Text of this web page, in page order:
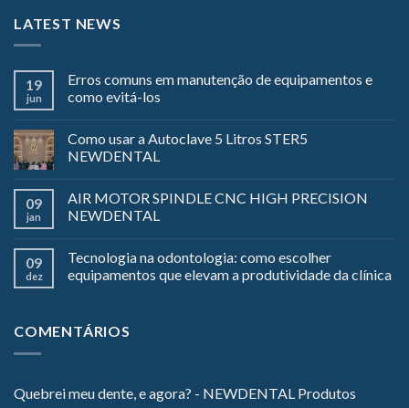
LATEST NEWS
19
jun
Erros comuns em manutenção de equipamentos e
como evitá-los
Como usar a Autoclave 5 Litros STER5
NEWDENTAL
09
jan
AIR MOTOR SPINDLE CNC HIGH PRECISION
NEWDENTAL
09
dez
Tecnologia na odontologia: como escolher
equipamentos que elevam a produtividade da clínica
COMENTÁRIOS
Quebrei meu dente, e agora? - NEWDENTAL Produtos